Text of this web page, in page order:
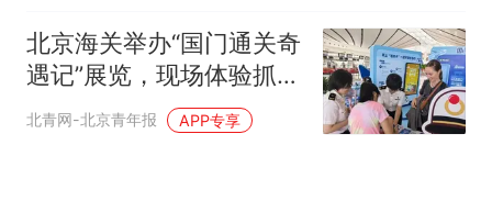
北京海关举办“国门通关奇
遇记”展览，现场体验抓
“纳米级刺客”
北青网-北京青年报 APP专享